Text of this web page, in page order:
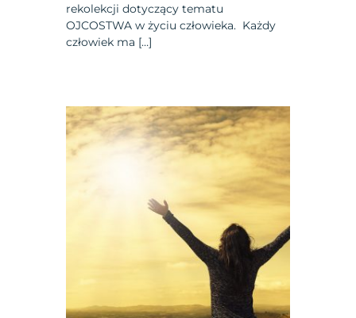
rekolekcji dotyczący tematu
OJCOSTWA w życiu człowieka. Każdy
człowiek ma […]